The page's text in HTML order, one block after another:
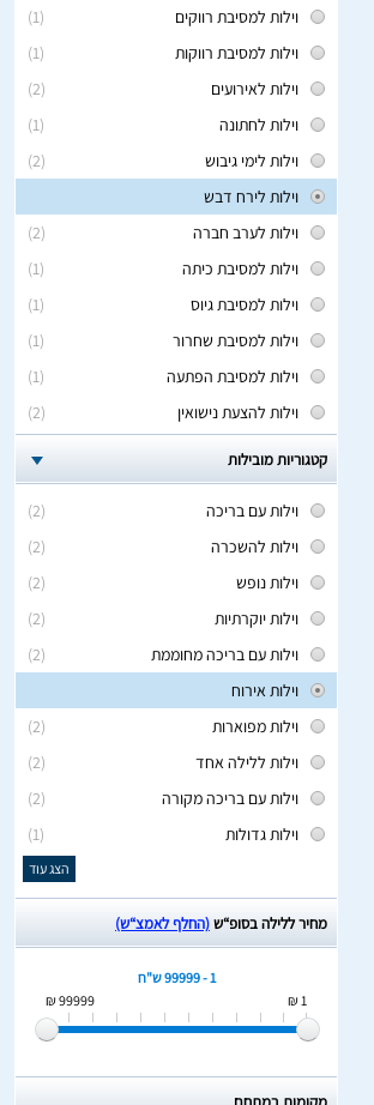
(1)
וילות למסיבת רווקים
(1)
וילות למסיבת רווקות
(2)
וילות לאירועים
(1)
וילות לחתונה
(2)
וילות לימי גיבוש
וילות לירח דבש
(2)
וילות לערב חברה
(1)
וילות למסיבת כיתה
(1)
וילות למסיבת גיוס
(1)
וילות למסיבת שחרור
(1)
וילות למסיבת הפתעה
(2)
וילות להצעת נישואין
קטגוריות מובילות
(2)
וילות עם בריכה
(2)
וילות להשכרה
(2)
וילות נופש
(2)
וילות יוקרתיות
(2)
וילות עם בריכה מחוממת
וילות אירוח
(2)
וילות מפוארות
(2)
וילות ללילה אחד
(2)
וילות עם בריכה מקורה
(1)
וילות גדולות
הצג עוד
מחיר ללילה בסופ“ש(החלף לאמצ“ש)
1 - 99999 ש"ח
1 ₪
99999 ₪